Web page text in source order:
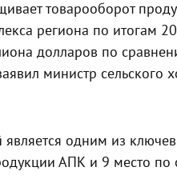
товарооборот
региона по итогам
долларов по
министр сельского
одним из
АПК и 9 место